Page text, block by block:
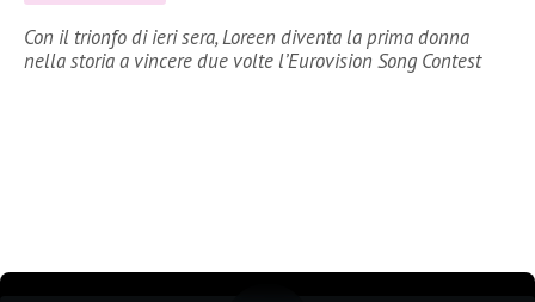
Con il trionfo di ieri sera, Loreen diventa la prima donna
nella storia a vincere due volte l’Eurovision Song Contest